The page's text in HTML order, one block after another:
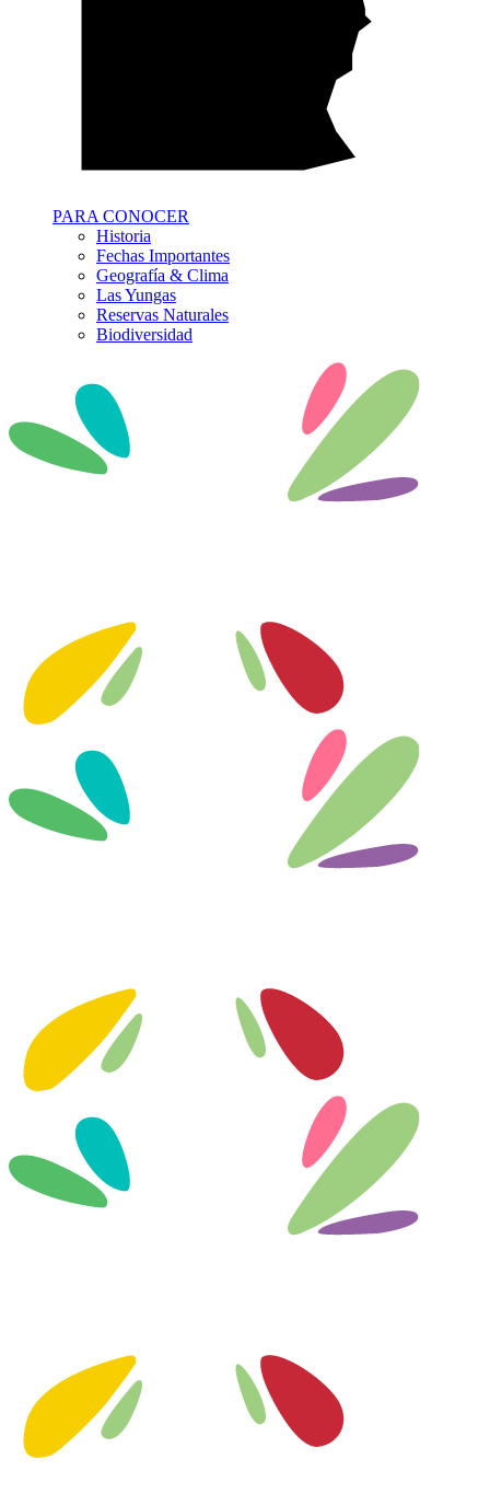
PARA CONOCER
Historia
Fechas Importantes
Geografía & Clima
Las Yungas
Reservas Naturales
Biodiversidad